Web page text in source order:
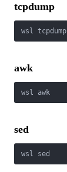
tcpdump
wsl tcpdump
awk
wsl awk
sed
wsl sed